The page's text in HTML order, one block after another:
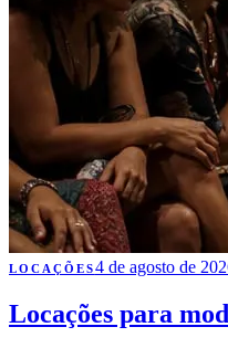
LOCAÇÕES4 de agosto de
Locações para